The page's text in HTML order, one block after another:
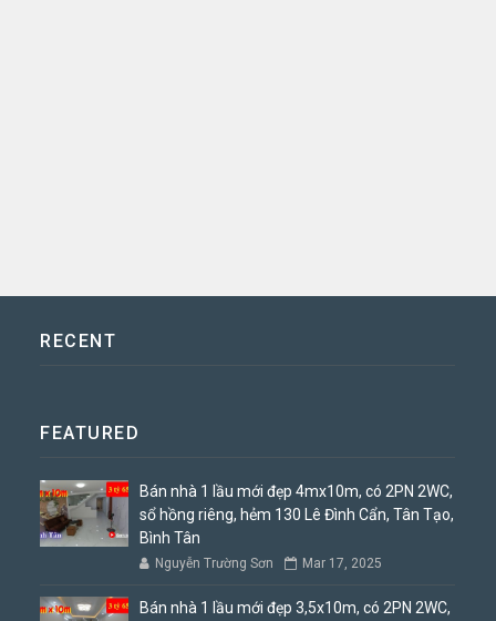
RECENT
FEATURED
Bán nhà 1 lầu mới đẹp 4mx10m, có 2PN 2WC,
sổ hồng riêng, hẻm 130 Lê Đình Cẩn, Tân Tạo,
Bình Tân
Nguyễn Trường Sơn Mar 17, 2025
Bán nhà 1 lầu mới đẹp 3,5x10m, có 2PN 2WC,